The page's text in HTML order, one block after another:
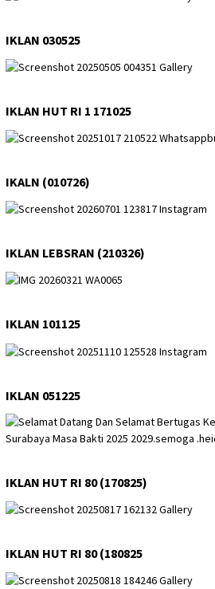
IKLAN 030525
IKLAN HUT RI 1 171025
IKALN (010726)
IKLAN LEBSRAN (210326)
IKLAN 101125
IKLAN 051225
IKLAN HUT RI 80 (170825)
IKLAN HUT RI 80 (180825